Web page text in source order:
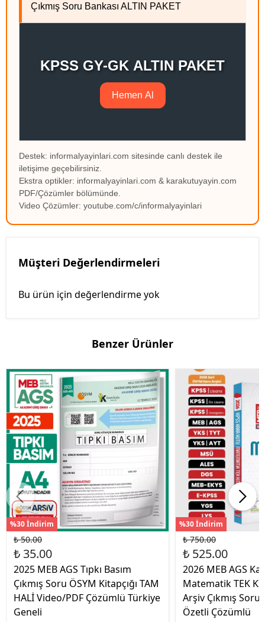
Çıkmış Soru Bankası ALTIN PAKET
KPSS GY-GK ALTIN PAKET
Hemen Al
Destek: informalyayinlari.com sitesinde canlı destek ile
iletişime geçebilirsiniz.
Ekstra optikler: informalyayinlari.com & karakutuyayin.com
PDF/Çözümler bölümünde.
Video Çözümler: youtube.com/c/informalyayinlari
Müşteri Değerlendirmeleri
Bu ürün için değerlendirme yok
Benzer Ürünler
%30 İndirim
₺ 50.00
₺ 35.00
2025 MEB AGS Tıpkı Basım
Çıkmış Soru ÖSYM Kitapçığı TAM
HALİ Video/PDF Çözümlü Türkiye
Geneli
%30 İndirim
₺ 750.00
₺ 525.00
2026 MEB AGS
Matematik TEK
Arşiv Çıkmış Soru
Özetli Çözümlü